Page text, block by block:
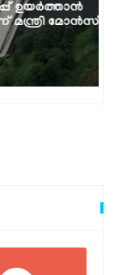
മോൻസ്